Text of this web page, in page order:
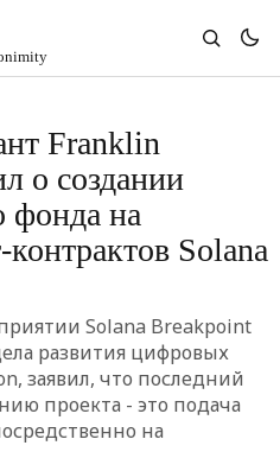
Franklin
о создании
фонда на
Solana
Solana Breakpoint
развития цифровых
заявил, что последний
проекта - это подача
на